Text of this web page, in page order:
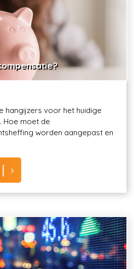
hangijzers voor het huidige
Hoe moet de
worden aangepast en